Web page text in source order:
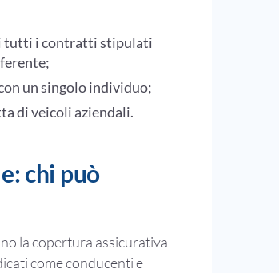
tutti i contratti stipulati
un singolo individuo;
di veicoli aziendali.
chi può
la copertura assicurativa
come conducenti e